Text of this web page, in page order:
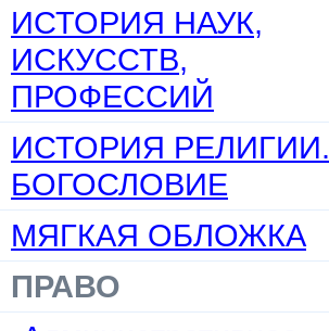
ИСТОРИЯ НАУК,
ИСКУССТВ,
ПРОФЕССИЙ
ИСТОРИЯ РЕЛИГИИ.
БОГОСЛОВИЕ
МЯГКАЯ ОБЛОЖКА
ПРАВО